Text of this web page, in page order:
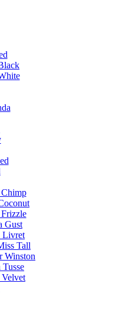
Gust
Livret
Tall
Winston
Tusse
Velvet